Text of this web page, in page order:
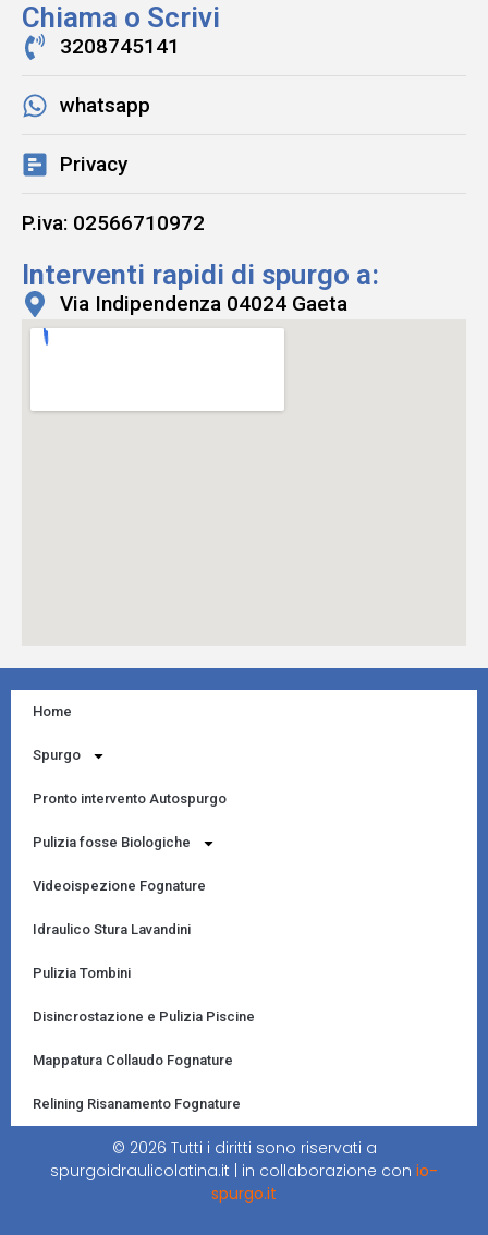
Chiama o Scrivi
3208745141
whatsapp
Privacy
P.iva: 02566710972
Interventi rapidi di spurgo a:
Via Indipendenza 04024 Gaeta
Home
Spurgo
Pronto intervento Autospurgo
Pulizia fosse Biologiche
Videoispezione Fognature
Idraulico Stura Lavandini
Pulizia Tombini
Disincrostazione e Pulizia Piscine
Mappatura Collaudo Fognature
Relining Risanamento Fognature
© 2026 Tutti i diritti sono riservati a
spurgoidraulicolatina.it | in collaborazione con io-
spurgo.it